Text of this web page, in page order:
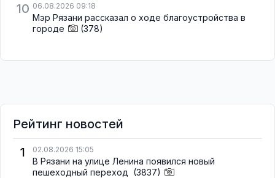
10 06.08.2026 09:18
Мэр Рязани рассказал о ходе благоустройства в
городе
(378)
Рейтинг новостей
1
02.08.2026 15:05
В Рязани на улице Ленина появился новый
пешеходный переход (3837)